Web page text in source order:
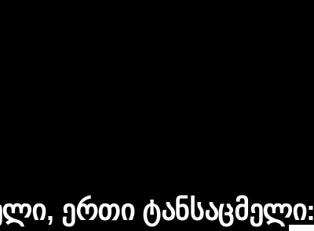
ერთი ტანსაცმელი: